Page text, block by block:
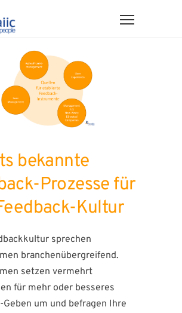
bekannte
Prozesse für
Kultur
sprechen
branchenübergreifend.
setzen vermehrt
für mehr oder besseres
Geben um und befragen Ihre